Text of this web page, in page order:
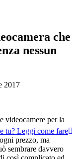
che
nessun
2017
tu? Leggi come fare
videocamere per la
prezzo, ma
sembrare davvero